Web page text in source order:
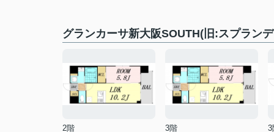
グランカーサ新大阪SOUTH(旧:スプラ
2階 3階 3